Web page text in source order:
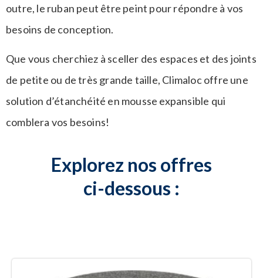
outre, le ruban peut être peint pour répondre à vos
besoins de conception.
Que vous cherchiez à sceller des espaces et des joints
de petite ou de très grande taille, Climaloc offre une
solution d’étanchéité en mousse expansible qui
comblera vos besoins!
Explorez nos offres
ci-dessous :